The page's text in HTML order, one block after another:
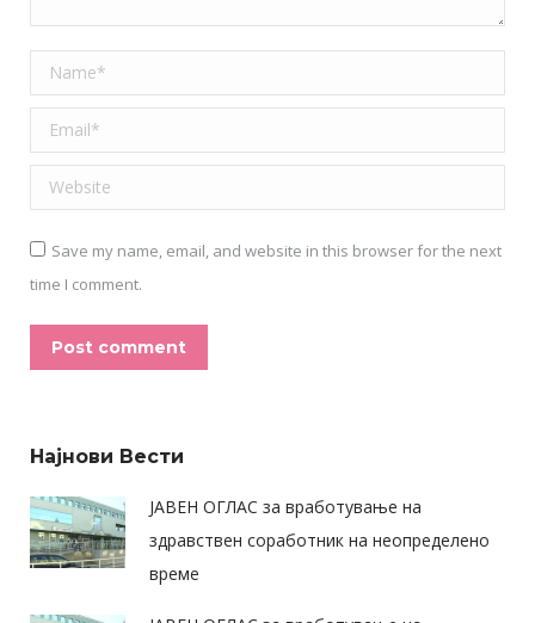
Name *
Email *
Website
Save my name, email, and website in this browser for the next
time I comment.
Post comment
Најнови Вести
ЈАВЕН ОГЛАС за вработување на
здравствен соработник на неопределено
време